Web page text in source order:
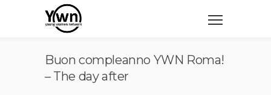
Buon compleanno YWN Roma!
– The day after